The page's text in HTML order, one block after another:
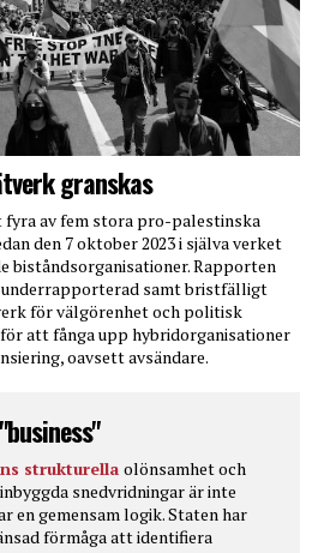
granskas
fyra av fem stora pro-palestinska
den 7 oktober 2023 i själva verket
biståndsorganisationer. Rapporten
samt bristfälligt
för välgörenhet och politisk
att fånga upp hybridorganisationer
oavsett avsändare.
strukturella olönsamhet och
snedvridningar är inte
en gemensam logik. Staten har
förmåga att identifiera